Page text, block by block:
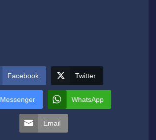
Facebook Twitter
Messenger WhatsApp
Email